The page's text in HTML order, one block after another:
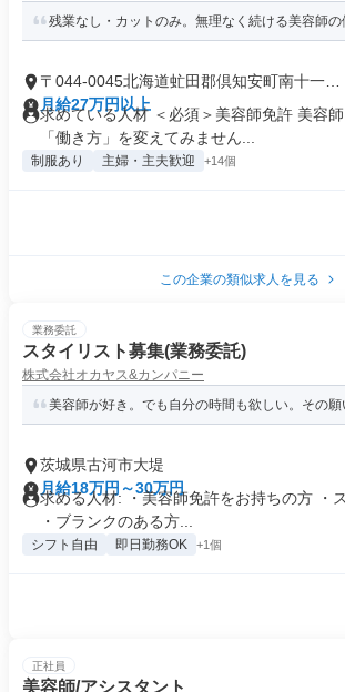
残業なし・カットのみ。無理なく続ける美容師の
〒044-0045北海道虻田郡倶知安町南十一条
西
月給27万円以上
求めている人材 ＜必須＞美容師免許 美容
「働き方」を変えてみません...
制服あり 主婦・主夫歓迎 +14個
この企業の類似求人を見る
業務委託
スタイリスト募集(業務委託)
株式会社オカヤス&カンパニー
美容師が好き。でも自分の時間も欲しい。その願
茨城県古河市大堤
月給18万円～30万円
求める人材: ・美容師免許をお持ちの方 ・
・ブランクのある方...
シフト自由 即日勤務OK +1個
正社員
美容師/アシスタント